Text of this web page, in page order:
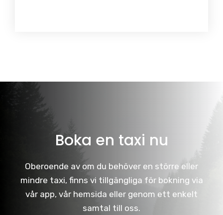
Boka en taxi nu
Oberoende av om du behöver en större eller
mindre taxi, finns vi tillgängliga för bokning via
vår app, vår hemsida eller genom ett enkelt
samtal till oss.